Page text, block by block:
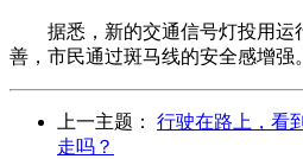
据悉，新的交通信号灯投用运
善，市民通过斑马线的安全感增强。
上一主题： 行驶在路上，看
走吗？